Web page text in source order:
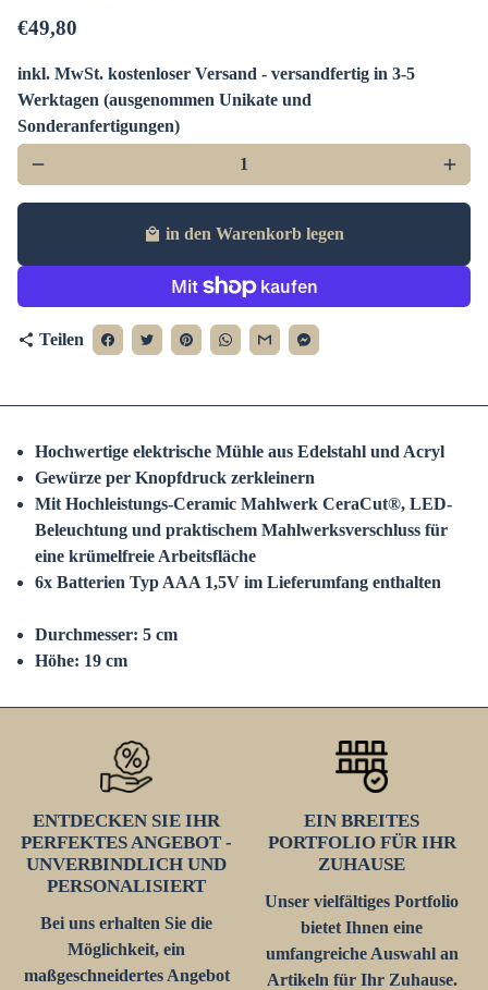
€49,80
inkl. MwSt. kostenloser Versand - versandfertig in 3-5
Werktagen (ausgenommen Unikate und
Sonderanfertigungen)
remove add
local_mall in den Warenkorb legen
share Teilen
Hochwertige elektrische Mühle aus Edelstahl und Acryl
Gewürze per Knopfdruck zerkleinern
Mit Hochleistungs-Ceramic Mahlwerk CeraCut®, LED-
Beleuchtung und praktischem Mahlwerksverschluss für
eine krümelfreie Arbeitsfläche
6x Batterien Typ AAA 1,5V im Lieferumfang enthalten
Durchmesser: 5 cm
Höhe: 19 cm
ENTDECKEN SIE IHR
PERFEKTES ANGEBOT -
UNVERBINDLICH UND
PERSONALISIERT
Bei uns erhalten Sie die
Möglichkeit, ein
maßgeschneidertes Angebot
EIN BREITES
PORTFOLIO FÜR IHR
ZUHAUSE
Unser vielfältiges Portfolio
bietet Ihnen eine
umfangreiche Auswahl an
Artikeln für Ihr Zuhause.